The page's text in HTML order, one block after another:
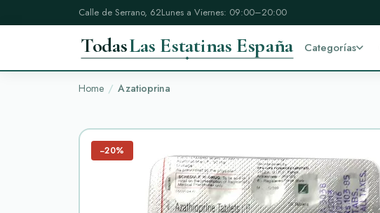
Calle de Serrano, 62Lunes a Viernes: 09:00–20:00
TodasLas Estatinas España Categorías
Home Azatioprina
−20%